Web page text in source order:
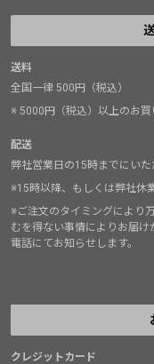
送料
全国一律 500円（税込）
※ 5000円（税込）以上のお買
配送
弊社営業日の15時までにい
※15時以降、もしくは弊社休
※ご注文のタイミングにより
むを得ない事情によりお届
電話にてお知らせします。
クレジットカード